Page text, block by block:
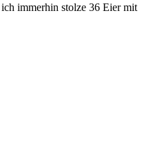
immerhin stolze 36 Eier mit